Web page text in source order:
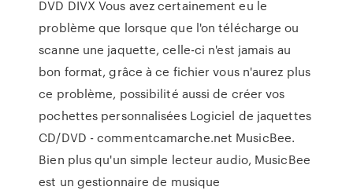
DVD DIVX Vous avez certainement eu le
problème que lorsque que l'on télécharge ou
scanne une jaquette, celle-ci n'est jamais au
bon format, grâce à ce fichier vous n'aurez plus
ce problème, possibilité aussi de créer vos
pochettes personnalisées Logiciel de jaquettes
CD/DVD - commentcamarche.net MusicBee.
Bien plus qu'un simple lecteur audio, MusicBee
est un gestionnaire de musique